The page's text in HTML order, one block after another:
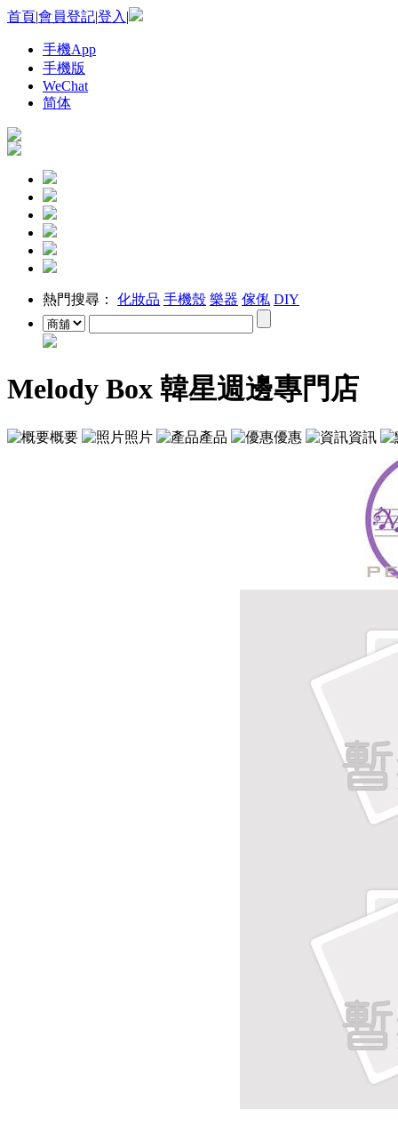
首頁|會員登記|登入 |
手機App
手機版
WeChat
简体
熱門搜尋： 化妝品 手機殼 樂器 傢俬 DIY
Melody Box 韓星週邊專門店
概要 照片 產品 優惠 資訊